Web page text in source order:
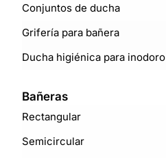
Conjuntos de ducha
Grifería para bañera
Ducha higiénica para inodoro
Bañeras
Rectangular
Semicircular